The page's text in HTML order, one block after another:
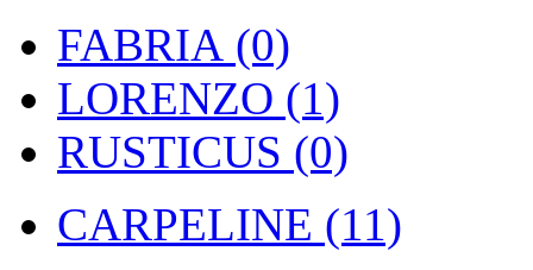
FABRIA (0)
LORENZO (1)
RUSTICUS (0)
CARPELINE (11)